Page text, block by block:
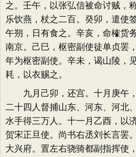
之。壬午，以张弘信被命讨贼，
乐饮燕，杖之二百。癸卯，遣使
午朔，日有食之。辛亥，命榷货
南京。己巳，枢密副使徒单贞罢
年为枢密副使。辛未，谒山陵，
耗，以衣赐之。
九月己卯，还宫。十月庚午
二十四人督捕山东、河东、河北
水手得三万人。十一月乙酉，以
贺宋正旦使。尚书右丞刘长言罢
大兴府。置左右骁骑都副指挥使